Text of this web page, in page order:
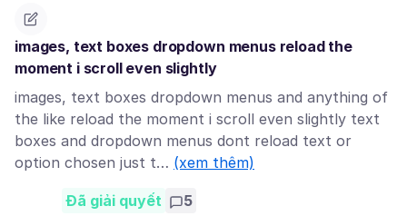
images, text boxes dropdown menus reload the
moment i scroll even slightly
images, text boxes dropdown menus and anything of
the like reload the moment i scroll even slightly text
boxes and dropdown menus dont reload text or
option chosen just t… (xem thêm)
Đã giải quyết 5